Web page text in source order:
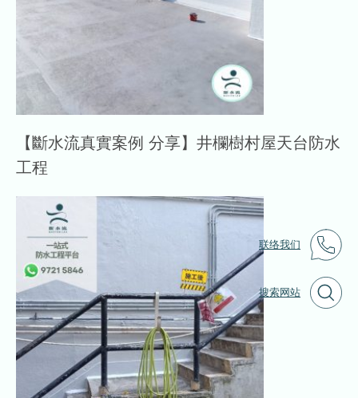
联络我们
搜索网站
【斷水流真實案例 分享】井欄樹村屋天台防水
工程